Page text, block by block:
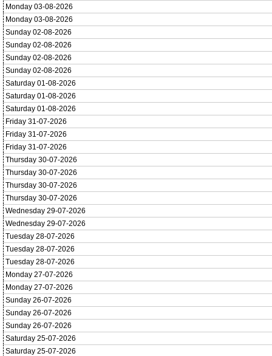
Monday 03-08-2026
Monday 03-08-2026
Sunday 02-08-2026
Sunday 02-08-2026
Sunday 02-08-2026
Sunday 02-08-2026
Saturday 01-08-2026
Saturday 01-08-2026
Saturday 01-08-2026
Friday 31-07-2026
Friday 31-07-2026
Friday 31-07-2026
Thursday 30-07-2026
Thursday 30-07-2026
Thursday 30-07-2026
Thursday 30-07-2026
Wednesday 29-07-2026
Wednesday 29-07-2026
Tuesday 28-07-2026
Tuesday 28-07-2026
Tuesday 28-07-2026
Monday 27-07-2026
Monday 27-07-2026
Sunday 26-07-2026
Sunday 26-07-2026
Sunday 26-07-2026
Saturday 25-07-2026
Saturday 25-07-2026